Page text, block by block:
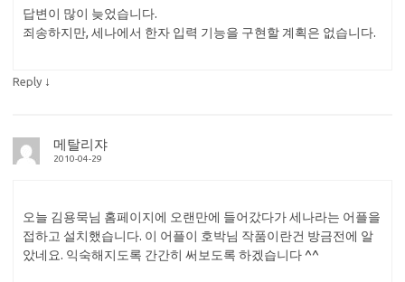
답변이 많이 늦었습니다.
죄송하지만, 세나에서 한자 입력 기능을 구현할 계획은 없습니다.
Reply ↓
메탈리쟈
2010-04-29
오늘 김용묵님 홈페이지에 오랜만에 들어갔다가 세나라는 어플을
접하고 설치했습니다. 이 어플이 호박님 작품이란건 방금전에 알
았네요. 익숙해지도록 간간히 써보도록 하겠습니다 ^^